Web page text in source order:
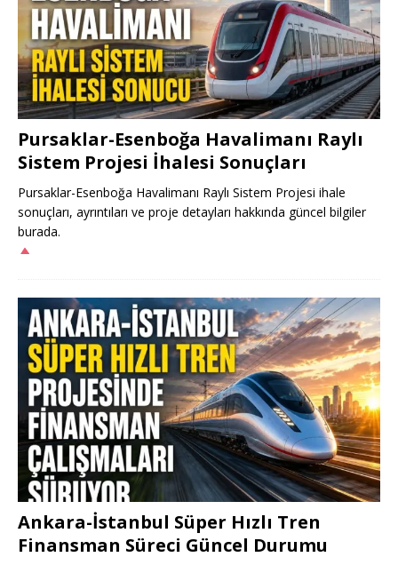
Pursaklar-Esenboğa Havalimanı Raylı
Sistem Projesi İhalesi Sonuçları
Pursaklar-Esenboğa Havalimanı Raylı Sistem Projesi ihale
sonuçları, ayrıntıları ve proje detayları hakkında güncel bilgiler
burada.
Ankara-İstanbul Süper Hızlı Tren
Finansman Süreci Güncel Durumu